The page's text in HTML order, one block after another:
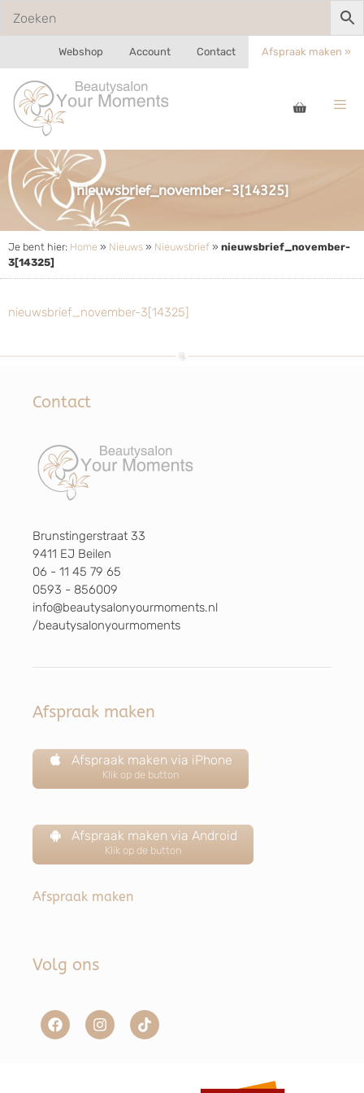
Webshop Account Contact Afspraak maken »
nieuwsbrief_november-3[14325]
Je bent hier: Home » Nieuws » Nieuwsbrief » nieuwsbrief_november-
3[14325]
nieuwsbrief_november-3[14325]
Contact
Brunstingerstraat 33
9411 EJ Beilen
06 - 11 45 79 65
0593 - 856009
info@beautysalonyourmoments.nl
/beautysalonyourmoments
Afspraak maken
Afspraak maken via iPhone
Klik op de button
Afspraak maken via Android
Klik op de button
Afspraak maken
Volg ons